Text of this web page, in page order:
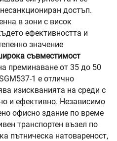
достъп.
в зони с висок
ефективността и
значение
съвместимост
преминаване от 35 до 50
1 е отлично
изискванията на среди с
и ефективно. Независимо
офисно здание по време
транспортен възел по
пътническа натовареност,